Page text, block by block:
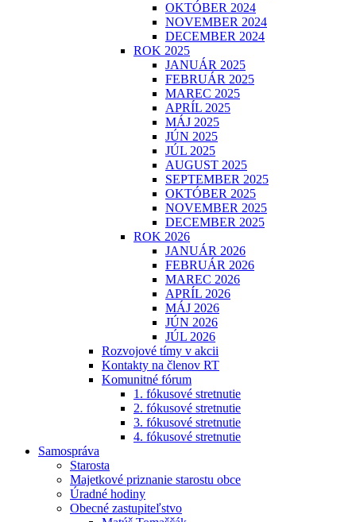
OKTÓBER 2024
NOVEMBER 2024
DECEMBER 2024
ROK 2025
JANUÁR 2025
FEBRUÁR 2025
MAREC 2025
APRÍL 2025
MÁJ 2025
JÚN 2025
JÚL 2025
AUGUST 2025
SEPTEMBER 2025
OKTÓBER 2025
NOVEMBER 2025
DECEMBER 2025
ROK 2026
JANUÁR 2026
FEBRUÁR 2026
MAREC 2026
APRÍL 2026
MÁJ 2026
JÚN 2026
JÚL 2026
Rozvojové tímy v akcii
Kontakty na členov RT
Komunitné fórum
1. fókusové stretnutie
2. fókusové stretnutie
3. fókusové stretnutie
4. fókusové stretnutie
Samospráva
Starosta
Majetkové priznanie starostu obce
Úradné hodiny
Obecné zastupiteľstvo